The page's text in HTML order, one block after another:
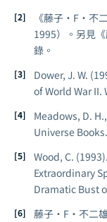
《藤子・F・不
1995）。另見
錄。
Dower, J. W.
of World War II.
Meadows, D.
Universe
Wood, C. (1993).
Extraordinary
Dramatic Bust
藤子・F・不二